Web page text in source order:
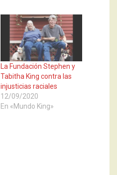
La Fundación Stephen y
Tabitha King contra las
injusticias raciales
12/09/2020
En «Mundo King»